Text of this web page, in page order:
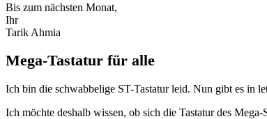
Bis zum nächsten Monat,
Ihr
Tarik Ahmia
Mega-Tastatur für alle
Ich bin die schwabbelige ST-Tastatur leid. Nun gibt es in
Ich möchte deshalb wissen, ob sich die Tastatur des